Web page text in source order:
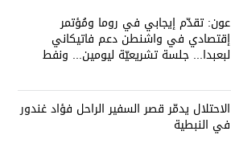
عون: تقدّم إيجابي في روما ومُؤتمر
إقتصادي في واشنطن دعم فاتيكاني
لبعبدا... جلسة تشريعيّة ليومين... ونفط
الاحتلال يدمّر قصر السفير الراحل فؤاد غندور
في النبطية